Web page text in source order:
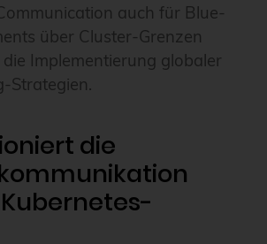
auch für Blue-
über Cluster-Grenzen
Implementierung globaler
Strategien.
die